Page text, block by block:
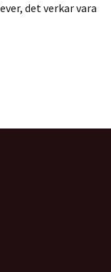
det verkar vara